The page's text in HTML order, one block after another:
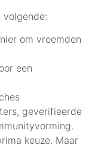
om vreemden
een
geverifieerde
keuze. Maar